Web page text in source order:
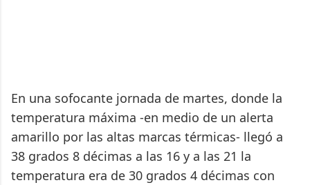
En una sofocante jornada de martes, donde la
temperatura máxima -en medio de un alerta
amarillo por las altas marcas térmicas- llegó a
38 grados 8 décimas a las 16 y a las 21 la
temperatura era de 30 grados 4 décimas con